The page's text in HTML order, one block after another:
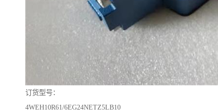
订货型号：
4WEH10R61/6EG24NETZ5LB10